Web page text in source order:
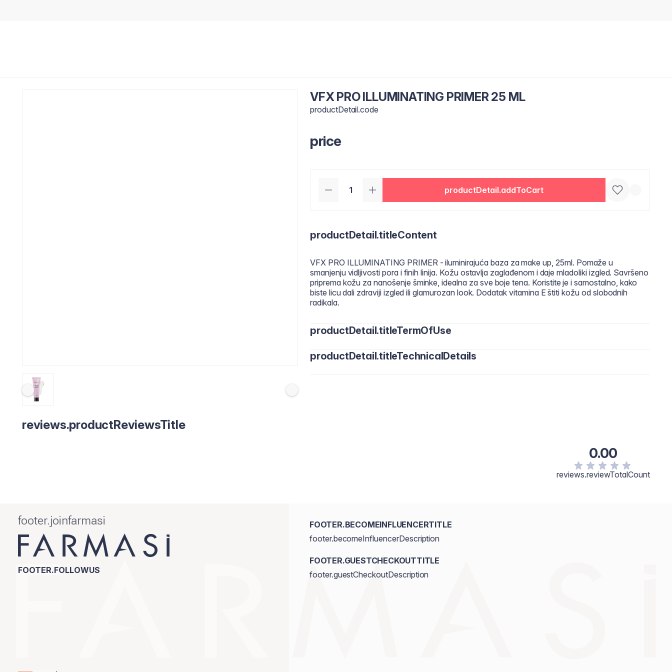
VFX PRO ILLUMINATING PRIMER 25 ML
productDetail.code
price
productDetail.addToCart
productDetail.titleContent
VFX PRO ILLUMINATING PRIMER - iluminirajuća baza za make up, 25ml. Pomaže u
smanjenju vidljivosti pora i finih linija. Kožu ostavlja zaglađenom i daje mladoliki izgled. Savršeno
priprema kožu za nanošenje šminke, idealna za sve boje tena. Koristite je i samostalno, kako
biste licu dali zdraviji izgled ili glamurozan look. Dodatak vitamina E štiti kožu od slobodnih
radikala.
productDetail.titleTermOfUse
Nanesite malu količinu na čistu, hidriranu kožu i ravnomjerno razmažite. Koristite ispod svoje
productDetail.titleTechnicalDetails
reviews.productReviewsTitle
0.00
reviews.reviewTotalCount
footer.joinfarmasi
FOOTER.FOLLOWUS
FOOTER.BECOMEINFLUENCERTITLE
footer.becomeInfluencerDescription
FOOTER.GUESTCHECKOUTTITLE
footer.guestCheckoutDescription